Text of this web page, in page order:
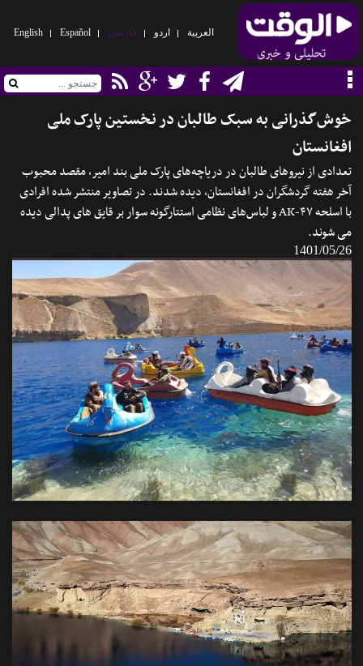
العربیة اردو فارسی Español
English
خوش‌گذرانی به سبک طالبان در نخستین پارک ملی
افغانستان
تعدادی از نیروهای طالبان در دریاچه‌های پارک ملی بند امیر، مقصد محبوب
آخر هفته گردشگران در افغانستان، دیده شدند. در تصاویر منتشر شده افرادی
با اسلحه AK-۴۷ و لباس‌های نظامی استتارگونه سوار بر قایق های پدالی دیده
می شوند.
1401/05/26